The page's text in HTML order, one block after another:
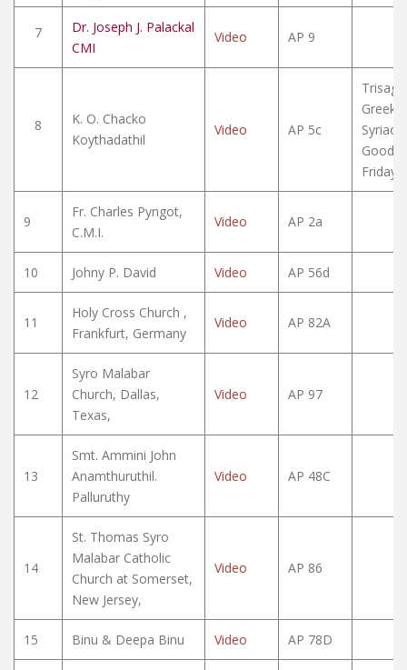
7
Dr. Joseph J. Palackal
CMI
Video AP 9
8
K. O. Chacko
Koythadathil
Video AP 5c
Greek
Syriac,
Good
Friday
9
Fr. Charles Pyngot,
C.M.I.
Video AP 2a
10 Johny P. David Video AP 56d
11
Holy Cross Church ,
Frankfurt, Germany
Video AP 82A
12
Syro Malabar
Church, Dallas,
Texas,
Video AP 97
13
Smt. Ammini John
Anamthuruthil.
Palluruthy
Video AP 48C
14
St. Thomas Syro
Malabar Catholic
Church at Somerset,
New Jersey,
Video AP 86
15 Binu & Deepa Binu Video AP 78D